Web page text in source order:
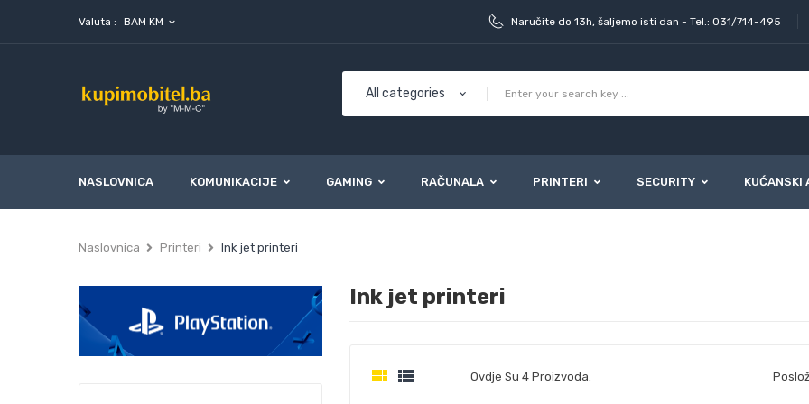
Valuta : BAM KM expand_more Naručite do 13h, šaljemo isti dan - Tel.: 031/714-495
NASLOVNICA KOMUNIKACIJE GAMING RAČUNALA PRINTERI SECURITY KUĆANSKI
Naslovnica Printeri Ink jet printeri
Ink jet printeri
  Ovdje Su 4 Proizvoda.